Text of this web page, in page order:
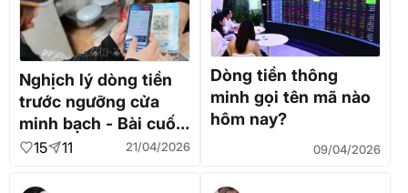
Nghịch lý dòng tiền
trước ngưỡng cửa
minh bạch - Bài cuối:
Khơi thông dòng
'khớp lệnh' từ chính
15 11 21/04/2026
Dòng tiền thông
minh gọi tên mã nào
hôm nay?
09/04/2026